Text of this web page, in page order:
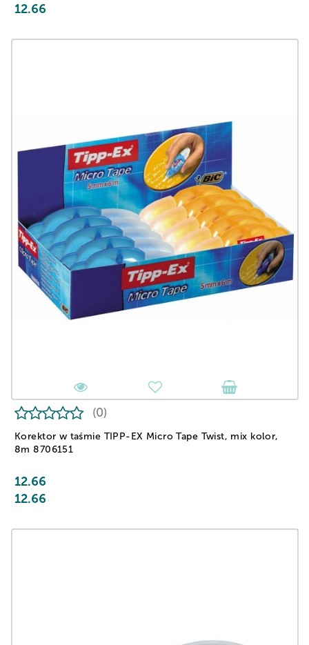
12.66
Korektor w taśmie TIPP-EX Micro Tape Twist, mix kolor,
8m 8706151
(0)
12.66
12.66